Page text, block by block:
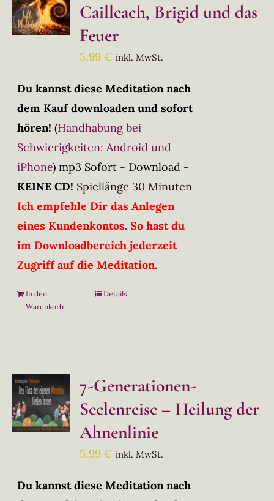
Cailleach, Brigid und das
Feuer
5,99€ inkl. MwSt.
Du kannst diese Meditation nach
dem Kauf downloaden und sofort
hören! (Handhabung bei
Schwierigkeiten: Android und
iPhone) mp3 Sofort - Download -
KEINE CD! Spiellänge 30 Minuten
Ich empfehle Dir das Anlegen
eines Kundenkontos. So hast du
im Downloadbereich jederzeit
Zugriff auf die Meditation.
In den
Warenkorb
Details
7-Generationen-
Seelenreise – Heilung der
Ahnenlinie
5,99€ inkl. MwSt.
Du kannst diese Meditation nach